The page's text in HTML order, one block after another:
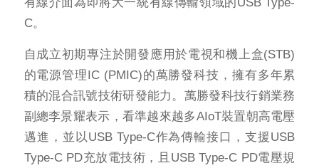
C。
自成立初期專注於開發應用於電視和機上盒(STB)
的電源管理IC (PMIC)的萬勝發科技，擁有多年累
積的混合訊號技術研發能力。萬勝發科技行銷業務
副總李景耀表示，看準越來越多AIoT裝置朝高電壓
邁進，並以USB Type-C作為傳輸接口，支援USB
Type-C PD充放電技術，且USB Type-C PD電壓規